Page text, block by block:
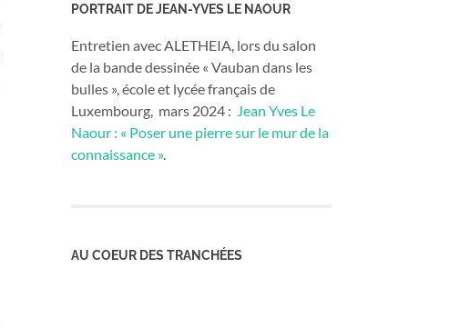
PORTRAIT DE JEAN-YVES LE NAOUR
Entretien avec ALETHEIA, lors du salon
de la bande dessinée « Vauban dans les
bulles », école et lycée français de
Luxembourg, mars 2024 : Jean Yves Le
Naour : « Poser une pierre sur le mur de la
connaissance ».
AU COEUR DES TRANCHÉES